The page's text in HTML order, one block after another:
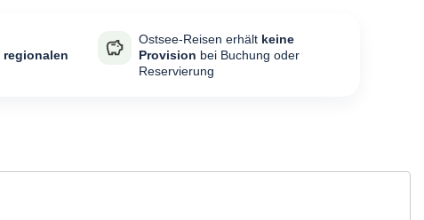
regionalen
Ostsee-Reisen erhält keine
Provision bei Buchung oder
Reservierung